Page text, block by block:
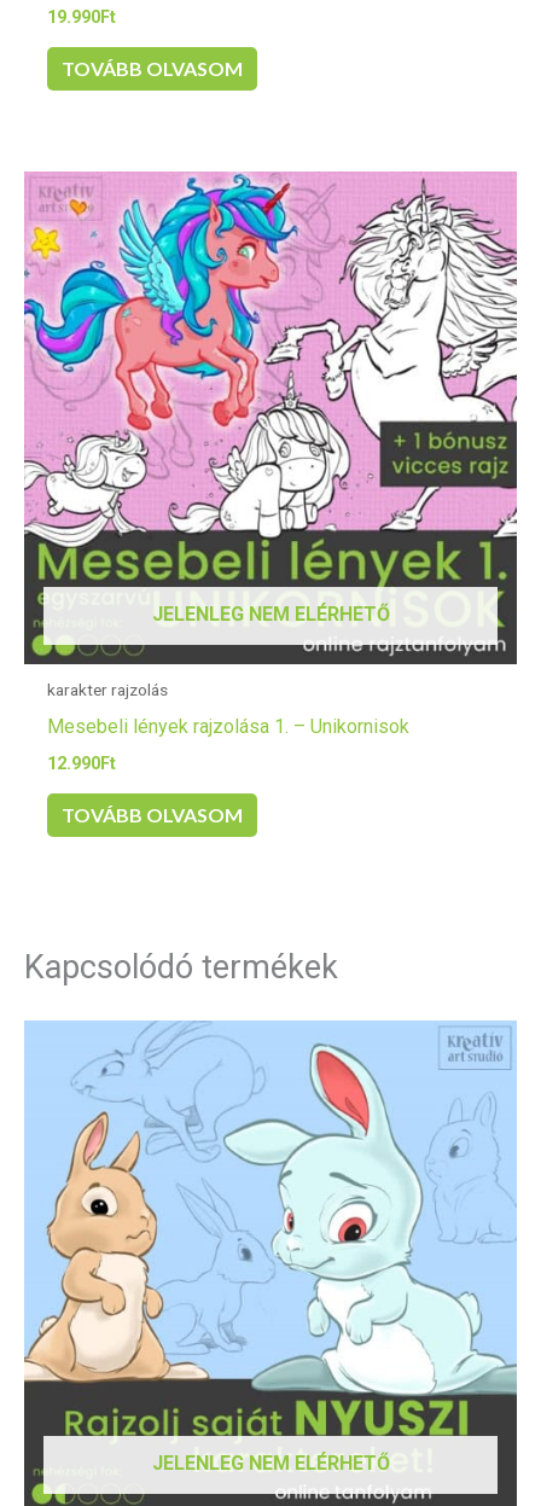
19.990Ft
TOVÁBB OLVASOM
JELENLEG NEM ELÉRHETŐ
karakter rajzolás
Mesebeli lények rajzolása 1. – Unikornisok
12.990Ft
TOVÁBB OLVASOM
Kapcsolódó termékek
JELENLEG NEM ELÉRHETŐ